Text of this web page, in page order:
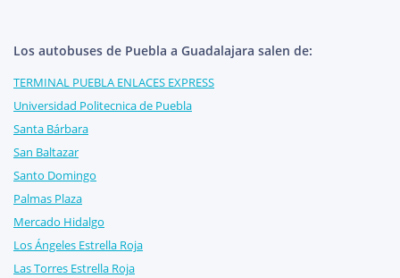
Los autobuses de Puebla a Guadalajara salen de:
TERMINAL PUEBLA ENLACES EXPRESS
Universidad Politecnica de Puebla
Santa Bárbara
San Baltazar
Santo Domingo
Palmas Plaza
Mercado Hidalgo
Los Ángeles Estrella Roja
Las Torres Estrella Roja